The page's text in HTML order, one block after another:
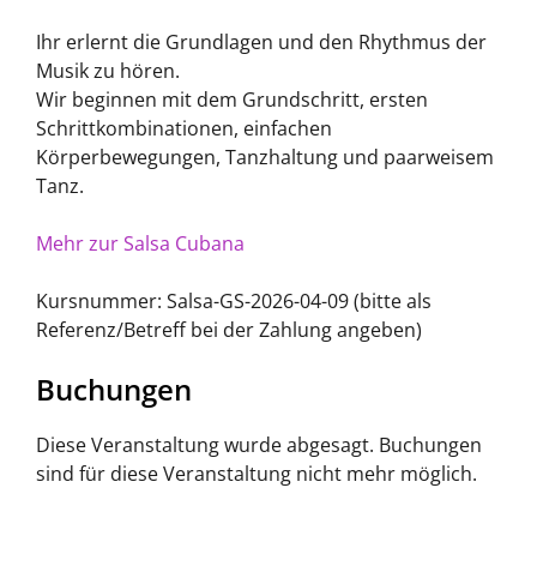
Ihr erlernt die Grundlagen und den Rhythmus der
Musik zu hören.
Wir beginnen mit dem Grundschritt, ersten
Schrittkombinationen, einfachen
Körperbewegungen, Tanzhaltung und paarweisem
Tanz.
Mehr zur Salsa Cubana
Kursnummer: Salsa-GS-2026-04-09 (bitte als
Referenz/Betreff bei der Zahlung angeben)
Buchungen
Diese Veranstaltung wurde abgesagt. Buchungen
sind für diese Veranstaltung nicht mehr möglich.